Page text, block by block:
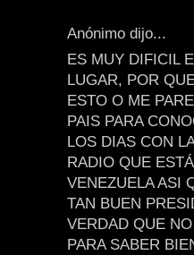
Anónimo dijo...
ES MUY DIFICIL
LUGAR, POR
ESTO O ME
PAIS PARA
LOS DIAS CON
RADIO QUE
VENEZUELA ASI
TAN BUEN
VERDAD QUE
PARA SABER